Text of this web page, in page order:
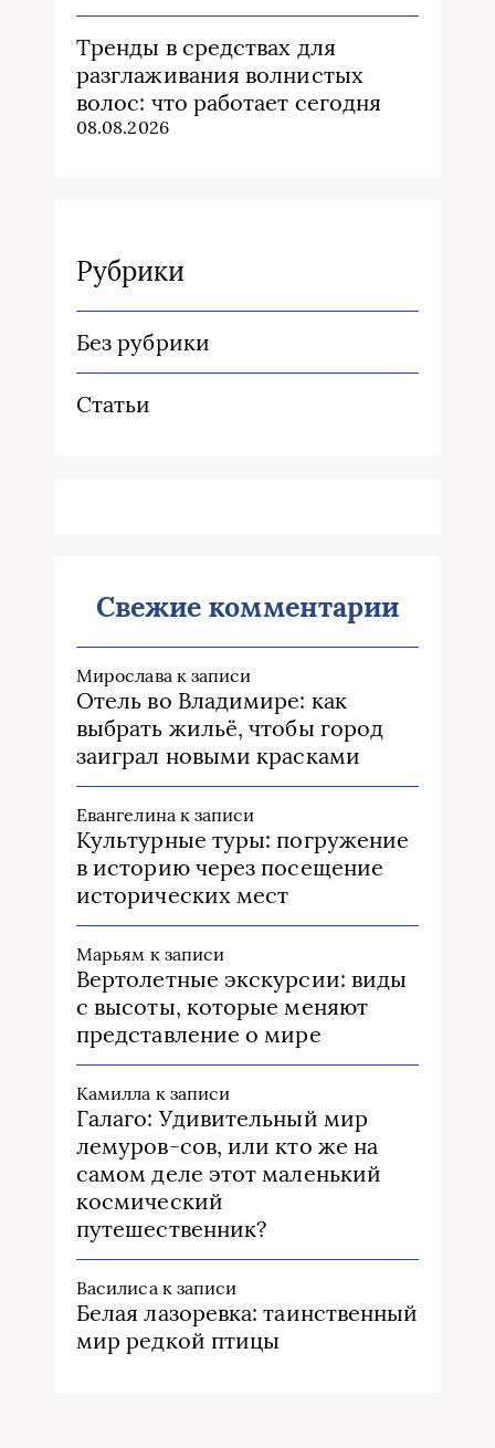
Тренды в средствах для
разглаживания волнистых
волос: что работает сегодня
08.08.2026
Рубрики
Без рубрики
Статьи
Свежие комментарии
Мирослава к записи
Отель во Владимире: как
выбрать жильё, чтобы город
заиграл новыми красками
Евангелина к записи
Культурные туры: погружение
в историю через посещение
исторических мест
Марьям к записи
Вертолетные экскурсии: виды
с высоты, которые меняют
представление о мире
Камилла к записи
Галаго: Удивительный мир
лемуров-сов, или кто же на
самом деле этот маленький
космический
путешественник?
Василиса к записи
Белая лазоревка: таинственный
мир редкой птицы